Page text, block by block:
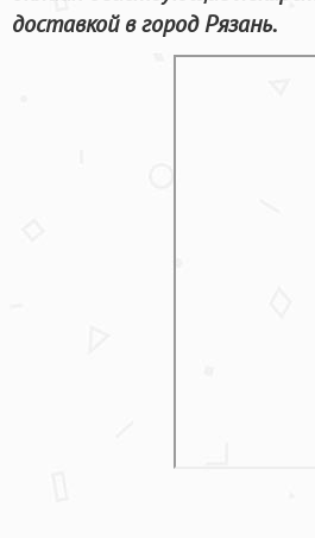
доставкой в город Рязань.